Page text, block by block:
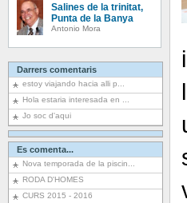
Salines de la trinitat,
Punta de la Banya
Antonio Mora
Darrers comentaris
estoy viajando hacia alli p...
Hola estaria interesada en ...
Jo soc d'aqui
Es comenta...
Nova temporada de la piscin...
RODA D'HOMES
CURS 2015 - 2016